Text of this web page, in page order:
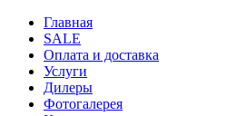
Главная
SALE
Оплата и доставка
Услуги
Дилеры
Фотогалерея